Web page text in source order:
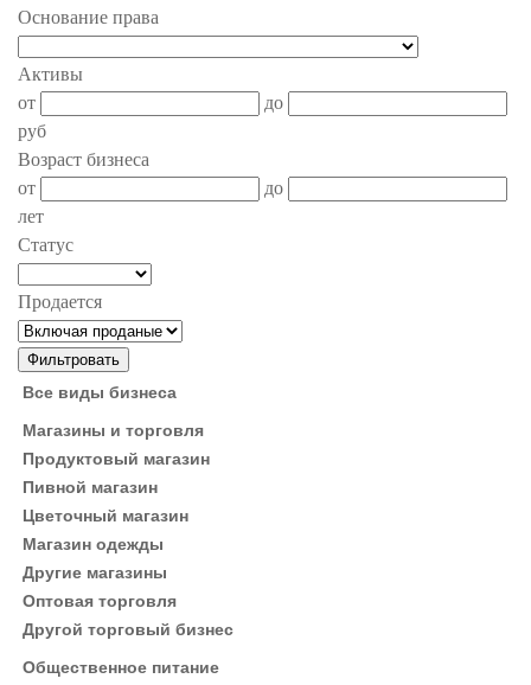
Основание права
Активы
от
до
руб
Возраст бизнеса
от
до
лет
Статус
Продается
Все виды бизнеса
Магазины и торговля
Продуктовый магазин
Пивной магазин
Цветочный магазин
Магазин одежды
Другие магазины
Оптовая торговля
Другой торговый бизнес
Общественное питание